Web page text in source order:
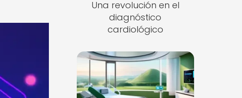
Una revolución en el
diagnóstico
cardiológico